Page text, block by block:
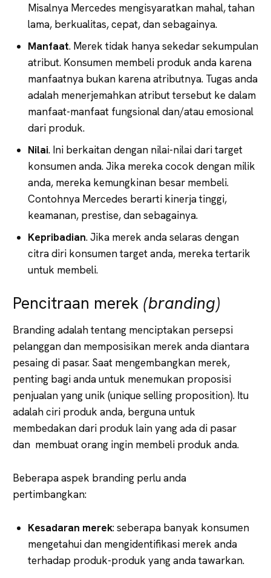
Misalnya Mercedes mengisyaratkan mahal, tahan
lama, berkualitas, cepat, dan sebagainya.
Manfaat. Merek tidak hanya sekedar sekumpulan
atribut. Konsumen membeli produk anda karena
manfaatnya bukan karena atributnya. Tugas anda
adalah menerjemahkan atribut tersebut ke dalam
manfaat-manfaat fungsional dan/atau emosional
dari produk.
Nilai. Ini berkaitan dengan nilai-nilai dari target
konsumen anda. Jika mereka cocok dengan milik
anda, mereka kemungkinan besar membeli.
Contohnya Mercedes berarti kinerja tinggi,
keamanan, prestise, dan sebagainya.
Kepribadian. Jika merek anda selaras dengan
citra diri konsumen target anda, mereka tertarik
untuk membeli.
Pencitraan merek (branding)
Branding adalah tentang menciptakan persepsi
pelanggan dan memposisikan merek anda diantara
pesaing di pasar. Saat mengembangkan merek,
penting bagi anda untuk menemukan proposisi
penjualan yang unik (unique selling proposition). Itu
adalah ciri produk anda, berguna untuk
membedakan dari produk lain yang ada di pasar
dan membuat orang ingin membeli produk anda.
Beberapa aspek branding perlu anda
pertimbangkan:
Kesadaran merek: seberapa banyak konsumen
mengetahui dan mengidentifikasi merek anda
terhadap produk-produk yang anda tawarkan.